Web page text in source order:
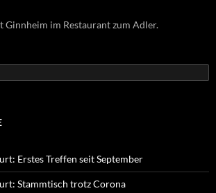
Ginnheim im Restaurant zum Adler.
Erstes Treffen seit September
Stammtisch trotz Corona